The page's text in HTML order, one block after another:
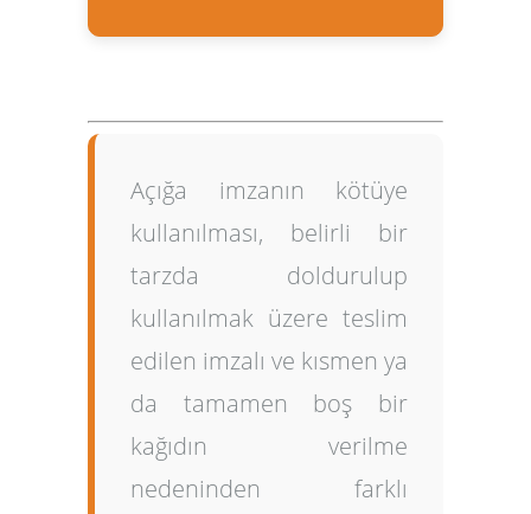
Açığa imzanın kötüye
kullanılması, belirli bir
tarzda doldurulup
kullanılmak üzere teslim
edilen imzalı ve kısmen ya
da tamamen boş bir
kağıdın verilme
nedeninden farklı